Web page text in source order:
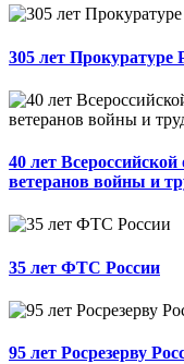
305 лет Прокуратуре
40 лет
ветеранов войны и
35 лет ФТС России
95 лет Росрезерву